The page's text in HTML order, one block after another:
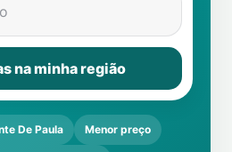
na minha região
De Paula Menor preço